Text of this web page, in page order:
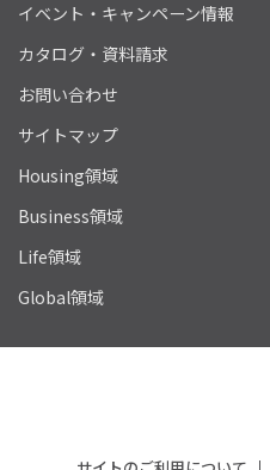
イベント・キャンペーン情報
カタログ・資料請求
お問い合わせ
サイトマップ
Housing領域
Business領域
Life領域
Global領域